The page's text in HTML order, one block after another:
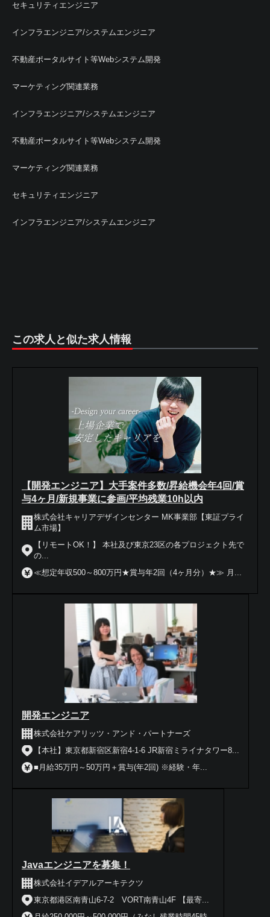
セキュリティエンジニア
インフラエンジニア/システムエンジニア
不動産ポータルサイト等Webシステム開発
マーケティング関連業務
インフラエンジニア/システムエンジニア
不動産ポータルサイト等Webシステム開発
マーケティング関連業務
セキュリティエンジニア
インフラエンジニア/システムエンジニア
この求人と似た求人情報
【開発エンジニア】大手案件多数/昇給機会年4回/賞
与4ヶ月/新規事業に参画/平均残業10h以内
株式会社キャリアデザインセンター MK事業部【東証プライ
ム市場】
【リモートOK！】 本社及び東京23区の各プロジェクト先で
の...
≪想定年収500～800万円★賞与年2回（4ヶ月分）★≫ 月...
開発エンジニア
株式会社ケアリッツ・アンド・パートナーズ
【本社】東京都新宿区新宿4-1-6 JR新宿ミライナタワー8...
■月給35万円～50万円＋賞与(年2回) ※経験・年...
Javaエンジニアを募集！
株式会社イデアルアーキテクツ
東京都港区南青山6-7-2 VORT南青山4F 【最寄...